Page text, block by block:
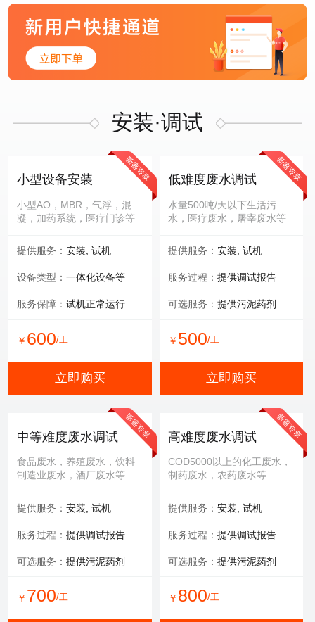
安装·调试
小型设备安装
小型AO，MBR，气浮，混
凝，加药系统，医疗门诊等
提供服务： 安装, 试机
设备类型： 一体化设备等
服务保障： 试机正常运行
￥ 600/工
立即购买
低难度废水调试
水量500吨/天以下生活污
水，医疗废水，屠宰废水等
提供服务： 安装, 试机
服务过程： 提供调试报告
可选服务： 提供污泥药剂
￥ 500/工
立即购买
中等难度废水调试
食品废水，养殖废水，饮料
制造业废水，酒厂废水等
提供服务： 安装, 试机
服务过程： 提供调试报告
可选服务： 提供污泥药剂
￥ 700/工
高难度废水调试
COD5000以上的化工废水，
制药废水，农药废水等
提供服务： 安装, 试机
服务过程： 提供调试报告
可选服务： 提供污泥药剂
￥ 800/工